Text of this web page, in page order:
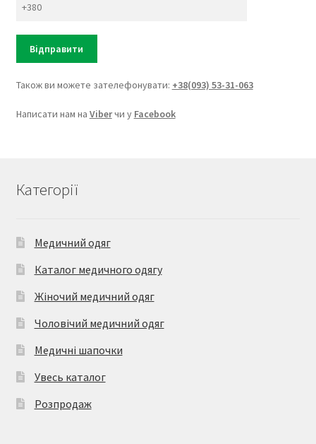
Також ви можете зателефонувати: +38(093) 53-31-063
Написати нам на Viberчи у Facebook
Категорії
Медичний одяг
Каталог медичного одягу
Жіночий медичний одяг
Чоловічий медичний одяг
Медичні шапочки
Увесь каталог
Розпродаж